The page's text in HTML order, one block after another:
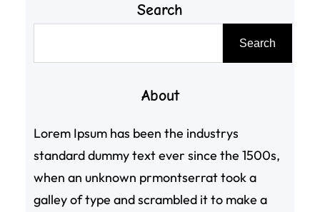
Search
Search
About
Lorem Ipsum has been the industrys
standard dummy text ever since the 1500s,
when an unknown prmontserrat took a
galley of type and scrambled it to make a